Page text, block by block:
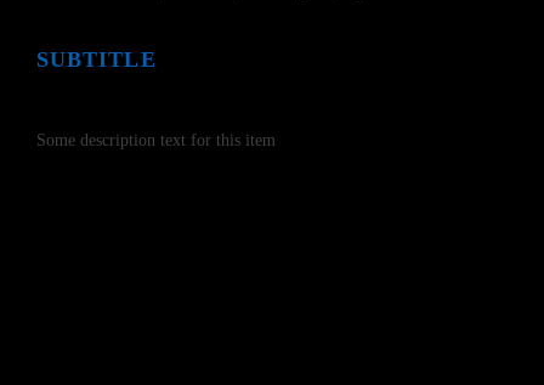
SUBTITLE
Some description text for this item